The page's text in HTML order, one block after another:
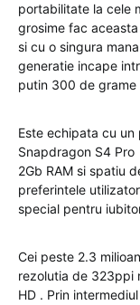
portabilitate la cele
grosime fac
si cu o singura
generatie incape
putin 300 de grame
Este echipata cu
Snapdragon S4
2Gb RAM si spatiu
preferintele
special pentru
Cei peste 2.3
rezolutia de 323ppi
HD . Prin